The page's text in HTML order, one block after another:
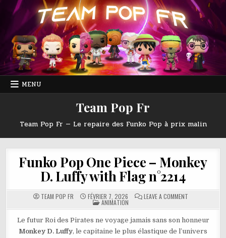
content
MENU
Team Pop Fr
Team Pop Fr — Le repaire des Funko Pop à prix malin
Funko Pop One Piece – Monkey
D. Luffy with Flag n°2214
TEAM POP FR FÉVRIER 7, 2026 LEAVE A COMMENTON
POP
PIECE
MONKEY
POSTED
IN
ANIMATION
Le futur Roi des Pirates ne voyage jamais sans son honneur
Monkey D. Luffy, le capitaine le plus élastique de l’univers